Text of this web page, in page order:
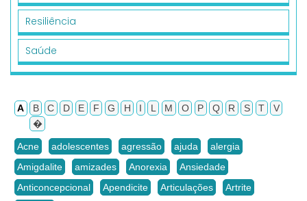
Resiliência
Saúde
A B C D E F G H I L M O P Q R S T
V
�
Acne adolescentes agressão ajuda
alergia
Amigdalite
amizades Anorexia
Ansiedade
Anticoncepcional
Apendicite Articulações Artrite